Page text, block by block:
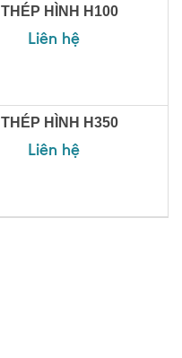
THÉP HÌNH H100
Liên hệ
THÉP HÌNH H350
Liên hệ